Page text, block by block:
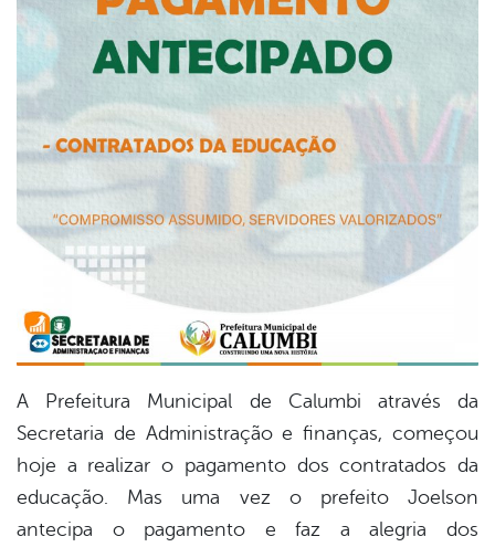
A Prefeitura Municipal de Calumbi através da
Secretaria de Administração e finanças, começou
hoje a realizar o pagamento dos contratados da
educação. Mas uma vez o prefeito Joelson
antecipa o pagamento e faz a alegria dos